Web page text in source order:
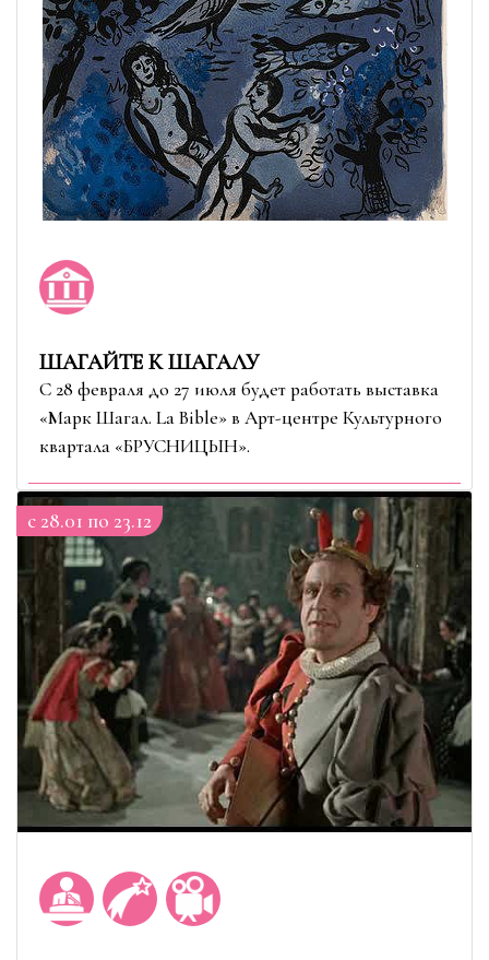
ШАГАЙТЕ К ШАГАЛУ
С 28 февраля до 27 июля будет работать выставка
«Марк Шагал. La Bible» в Арт-центре Культурного
квартала «БРУСНИЦЫН».
c 28.01 по 23.12